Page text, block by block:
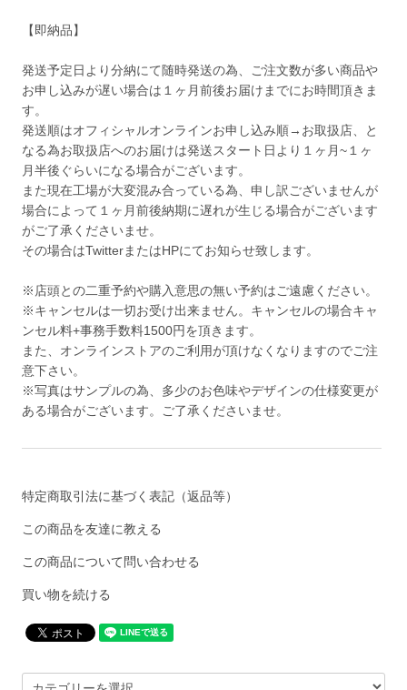
【即納品】
発送予定日より分納にて随時発送の為、ご注文数が多い商品や
お申し込みが遅い場合は１ヶ月前後お届けまでにお時間頂きま
す。
発送順はオフィシャルオンラインお申し込み順→お取扱店、と
なる為お取扱店へのお届けは発送スタート日より１ヶ月~１ヶ
月半後ぐらいになる場合がございます。
また現在工場が大変混み合っている為、申し訳ございませんが
場合によって１ヶ月前後納期に遅れが生じる場合がございます
がご了承くださいませ。
その場合はTwitterまたはHPにてお知らせ致します。
※店頭との二重予約や購入意思の無い予約はご遠慮ください。
※キャンセルは一切お受け出来ません。キャンセルの場合キャ
ンセル料+事務手数料1500円を頂きます。
また、オンラインストアのご利用が頂けなくなりますのでご注
意下さい。
※写真はサンプルの為、多少のお色味やデザインの仕様変更が
ある場合がございます。ご了承くださいませ。
特定商取引法に基づく表記（返品等）
この商品を友達に教える
この商品について問い合わせる
買い物を続ける